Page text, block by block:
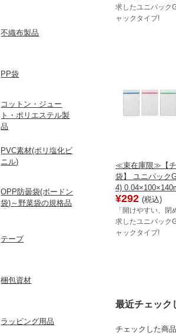
不織布製品
PP袋
コットン・ジュー
ト・ポリエステル製
品
PVC素材(ポリ塩化ビ
ニル)
OPP防曇袋(ボードン
袋)～野菜袋の規格品
テープ
梱包資材
ラッピング用品
求したユニパック
ャックタイプ!
≪束在庫限≫【
袋】 ユニパック
4)
¥292 (税込)
「開けやすい、閉
求したユニパック
ャックタイプ!
最近チェック
チェックした商